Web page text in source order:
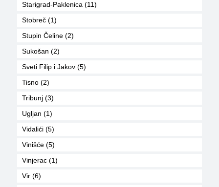
Starigrad-Paklenica (11)
Stobreč (1)
Stupin Čeline (2)
Sukošan (2)
Sveti Filip i Jakov (5)
Tisno (2)
Tribunj (3)
Ugljan (1)
Vidalići (5)
Vinišće (5)
Vinjerac (1)
Vir (6)